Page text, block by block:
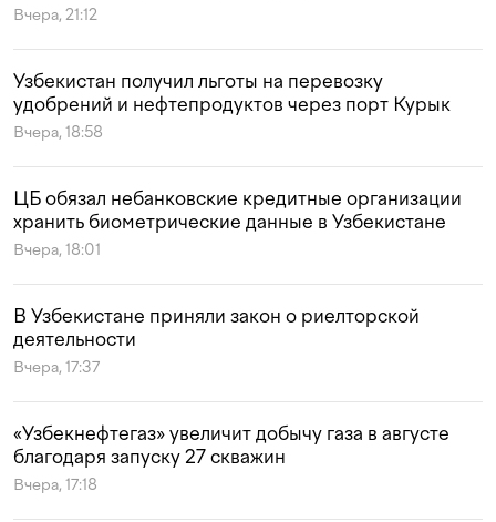
Вчера, 21:12
Узбекистан получил льготы на перевозку
удобрений и нефтепродуктов через порт Курык
Вчера, 18:58
ЦБ обязал небанковские кредитные организации
хранить биометрические данные в Узбекистане
Вчера, 18:01
В Узбекистане приняли закон о риелторской
деятельности
Вчера, 17:37
«Узбекнефтегаз» увеличит добычу газа в августе
благодаря запуску 27 скважин
Вчера, 17:18